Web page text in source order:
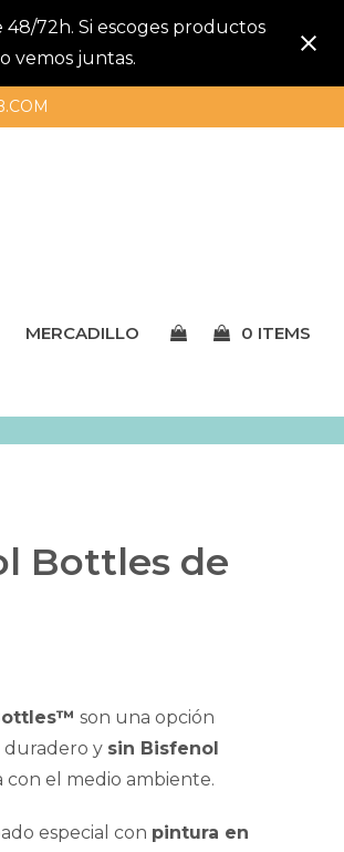
72h. Si escoges productos
vemos juntas.
MERCADILLO 0 ITEMS
Bottles de
son una opción
duradero y sin Bisfenol
el medio ambiente.
especial con pintura en